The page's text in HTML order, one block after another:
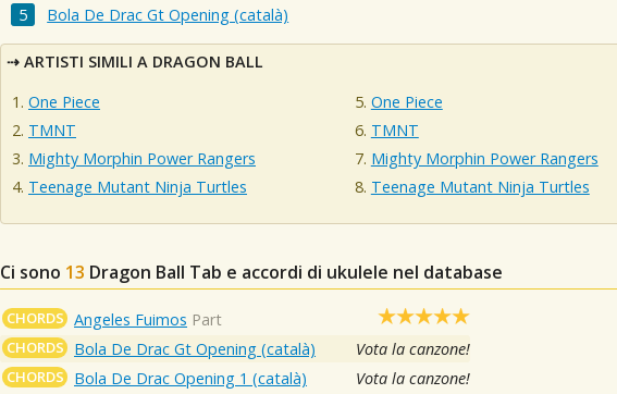
Bola De Drac Gt Opening (català)
ARTISTI SIMILI A DRAGON BALL
One Piece
TMNT
Mighty Morphin Power Rangers
Teenage Mutant Ninja Turtles
One Piece
TMNT
Mighty Morphin Power Rangers
Teenage Mutant Ninja Turtles
Ci sono 13 Dragon Ball Tab e accordi di ukulele nel database
CHORDS Angeles Fuimos Part
CHORDS Bola De Drac Gt Opening (català) Vota la canzone!
CHORDS Bola De Drac Opening 1 (català) Vota la canzone!